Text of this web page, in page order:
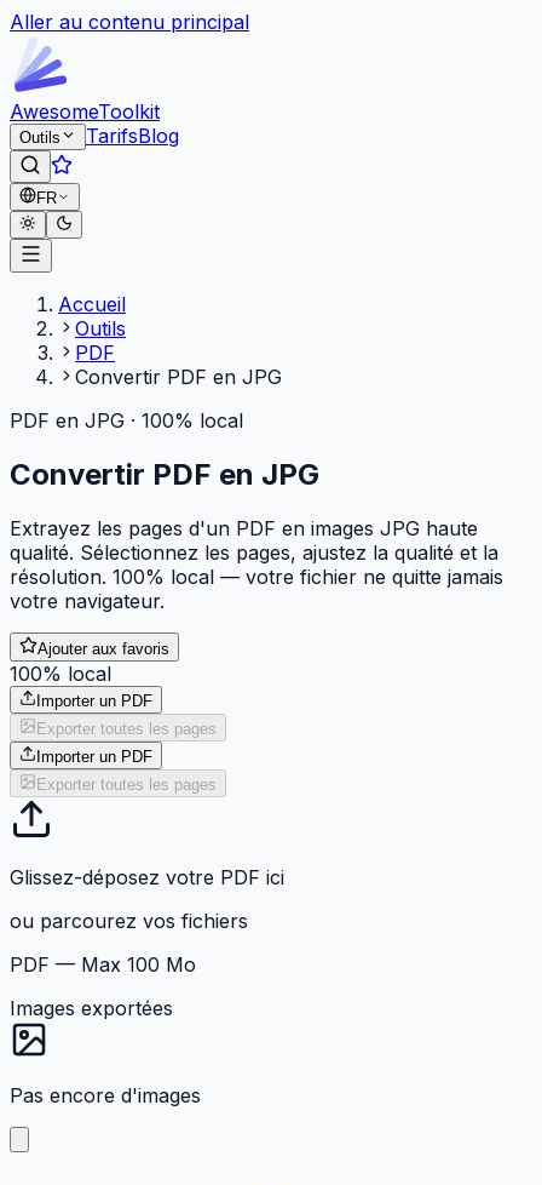
Aller au contenu principal
AwesomeToolkit
Outils TarifsBlog
FR
Accueil
Outils
PDF
Convertir PDF en JPG
PDF en JPG · 100% local
Convertir PDF en JPG
Extrayez les pages d'un PDF en images JPG haute
qualité. Sélectionnez les pages, ajustez la qualité et la
résolution. 100% local — votre fichier ne quitte jamais
votre navigateur.
Ajouter aux favoris
100% local
Importer un PDF
Exporter toutes les pages
Importer un PDF
Exporter toutes les pages
Glissez-déposez votre PDF ici
ou parcourez vos fichiers
PDF — Max 100 Mo
Images exportées
Pas encore d'images